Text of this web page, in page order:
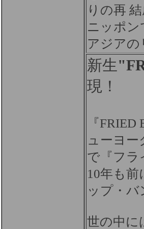
りの再
ニッポン
アジアの
新生
現！
『
ューヨ
で『フラ
10年も
ップ・
世の中に